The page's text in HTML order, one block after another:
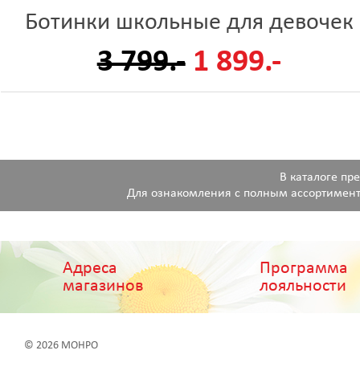
Ботинки школьные для девочек
3 799.- 1 899.-
В каталоге
Для ознакомления с полным
Адреса
магазинов
Программа
лояльности
© 2026 МОНРО